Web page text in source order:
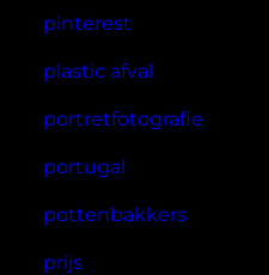
pinterest
plastic afval
portretfotografie
portugal
pottenbakkers
prijs